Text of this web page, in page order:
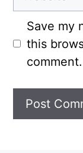
Save my
this
comment.